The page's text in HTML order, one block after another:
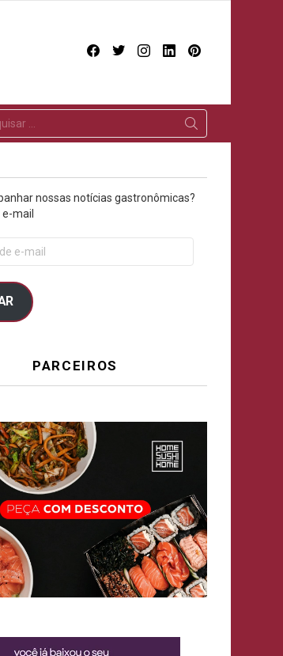
facebooktwitterinstagram
linkedin
nossas notícias gastronômicas?
e-mail
PARCEIROS